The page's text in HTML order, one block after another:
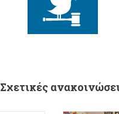
Σχετικές